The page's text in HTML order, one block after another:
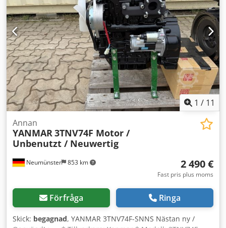
1 / 11
Neumünster 853 km
Annan
YANMAR 3TNV74F Motor /
Unbenutzt / Neuwertig
2 490 €
Fast pris plus moms
Förfråga Ringa
Skick: begagnad, YANMAR 3TNV74F-SNNS Nästan ny /